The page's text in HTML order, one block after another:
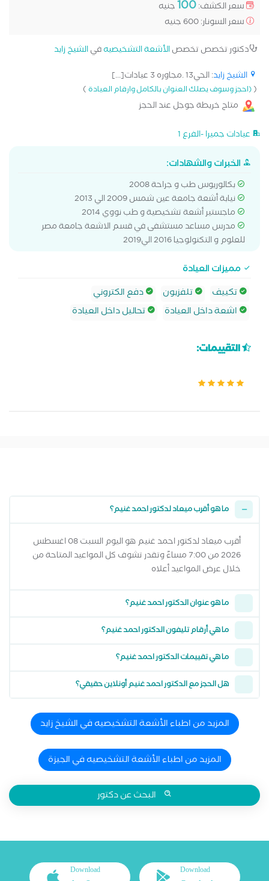
سعر الكشف:100جنيه
سعر السونار: 600 جنيه
دكتور تخصص تخصصالأشعة التشخيصيهفيالشيخ زايد
الشيخ زايد: الحي13 .مجاوره 3 عيادات[...]
((احجز وسوف يصلك العنوان بالكامل وارقام العيادة)
متاح خريطة جوجل عند الحجز
عيادات جميرا -الفرع 1
الخبرات والشهادات:
بكالوريوس طب و جراحة 2008
نيابة أشعة جامعة عين شمس 2009 الي 2013
ماجستير أشعة تشخيصية و طب نووي 2014
مدرس مساعد مستشفى في قسم الاشعة جامعة مصر
للعلوم و التكنولوجيا 2016 الي2019
مميزات العيادة
تكييف
تلفزيون
دفع الكتروني
اشعة داخل العيادة
تحاليل داخل العيادة
التقييمات:
ما هو أقرب ميعاد لدكتور احمد غنيم؟
أقرب ميعاد لدكتور احمد غنيم هو اليوم السبت 08 اغسطس
2026 من 7:00 مساءً وتقدر تشوف كل المواعيد المتاحة من
خلال عرض المواعيد أعلاه
ما هو عنوان الدكتور احمد غنيم؟
ما هي أرقام تليفون الدكتور احمد غنيم؟
ما هي تقييمات الدكتور احمد غنيم؟
هل الحجز مع الدكتور احمد غنيم أونلاين حقيقي؟
المزيد من اطباء الأشعة التشخيصيه في الشيخ زايد
المزيد من اطباء الأشعة التشخيصيه في الجيزة
البحث عن دكتور
Download
Download